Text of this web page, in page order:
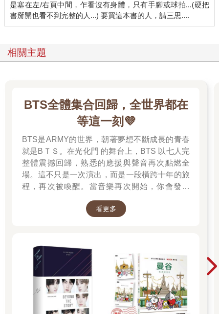
是塞在左/右頁中間，乍看沒有身體，只有手腳或球拍...(硬把
相關主題
BTS全體集合回歸，全世界都在
等這一刻💜
BTS是ARMY的世界，朝著夢想不斷成長的青春
就是BＴＳ。在光化門 的舞台上，BTS 以七人完
整體震撼回歸，熟悉的應援與聲音再次點燃全
場。這不只是一次演出，而是一段橫跨十年的旅
程，再次被喚醒。當音樂再次開始，你會發現
看更多